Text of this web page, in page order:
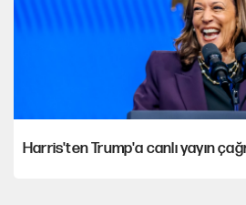
Harris'ten Trump'a canlı yayın